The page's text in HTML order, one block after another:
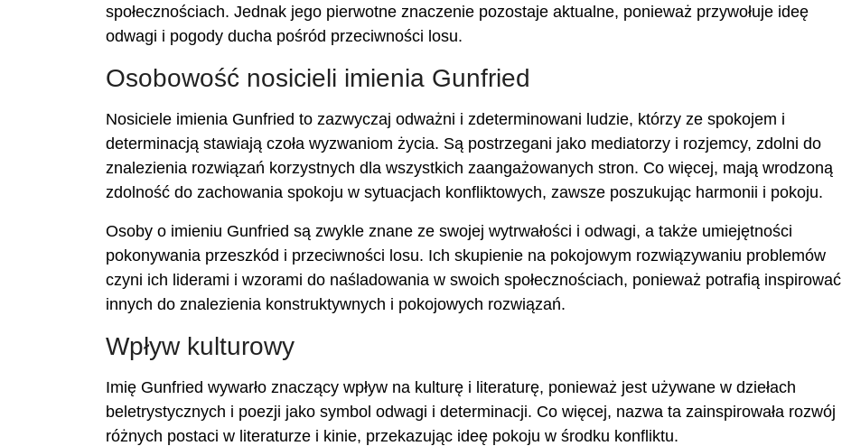
społecznościach. Jednak jego pierwotne znaczenie pozostaje aktualne, ponieważ przywołuje ideę
odwagi i pogody ducha pośród przeciwności losu.
Osobowość nosicieli imienia Gunfried
Nosiciele imienia Gunfried to zazwyczaj odważni i zdeterminowani ludzie, którzy ze spokojem i
determinacją stawiają czoła wyzwaniom życia. Są postrzegani jako mediatorzy i rozjemcy, zdolni do
znalezienia rozwiązań korzystnych dla wszystkich zaangażowanych stron. Co więcej, mają wrodzoną
zdolność do zachowania spokoju w sytuacjach konfliktowych, zawsze poszukując harmonii i pokoju.
Osoby o imieniu Gunfried są zwykle znane ze swojej wytrwałości i odwagi, a także umiejętności
pokonywania przeszkód i przeciwności losu. Ich skupienie na pokojowym rozwiązywaniu problemów
czyni ich liderami i wzorami do naśladowania w swoich społecznościach, ponieważ potrafią inspirować
innych do znalezienia konstruktywnych i pokojowych rozwiązań.
Wpływ kulturowy
Imię Gunfried wywarło znaczący wpływ na kulturę i literaturę, ponieważ jest używane w dziełach
beletrystycznych i poezji jako symbol odwagi i determinacji. Co więcej, nazwa ta zainspirowała rozwój
różnych postaci w literaturze i kinie, przekazując ideę pokoju w środku konfliktu.